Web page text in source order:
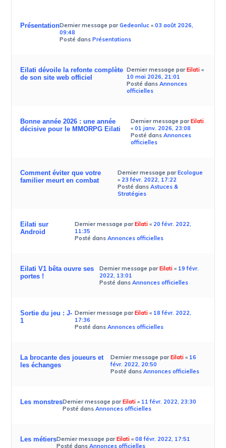
PrésentationDernier message parGedeonluc« 03 août 2026,
09:48
Posté dans Présentations
Eilati dévoile la refonte complète
de son site web officiel
Dernier message parEilati«
10 mai 2026, 21:01
Posté dans Annonces
officielles
Bonne année 2026 : une année
décisive pour le MMORPG Eilati
Dernier message parEilati
« 01 janv. 2026, 23:08
Posté dans Annonces
officielles
Comment éviter que votre
familier meurt en combat
Dernier message parEcologue
« 23 févr. 2022, 17:22
Posté dansAstuces &
Stratégies
Eilati sur
Android
Dernier message parEilati« 20 févr. 2022,
11:35
Posté dans Annonces officielles
Eilati V1 bêta ouvre ses
portes !
Dernier message parEilati« 19 févr.
2022, 13:01
Posté dans Annonces officielles
Sortie du jeu : J-
1
Dernier message parEilati« 18 févr. 2022,
17:36
Posté dans Annonces officielles
La brocante des joueurs et
les échanges
Dernier message parEilati« 16
févr. 2022, 20:50
Posté dans Annonces officielles
Les monstresDernier message parEilati« 11 févr. 2022, 23:30
Posté dans Annonces officielles
Les métiersDernier message parEilati« 08 févr. 2022, 17:51
Posté dans Annonces officielles